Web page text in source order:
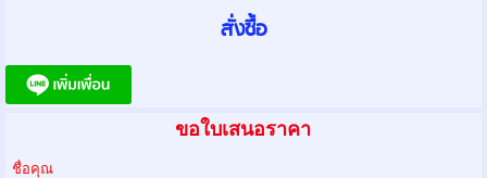
ขอใบเสนอราคา
ชื่อคุณ